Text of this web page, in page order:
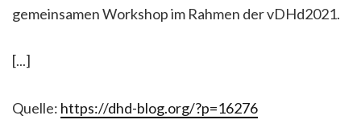
gemeinsamen Workshop im Rahmen der vDHd2021.
[...]
Quelle: https://dhd-blog.org/?p=16276